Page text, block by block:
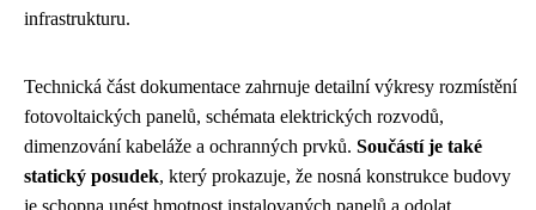
infrastrukturu.
Technická část dokumentace zahrnuje detailní výkresy rozmístění
fotovoltaických panelů, schémata elektrických rozvodů,
dimenzování kabeláže a ochranných prvků. Součástí je také
statický posudek, který prokazuje, že nosná konstrukce budovy
je schopna unést hmotnost instalovaných panelů a odolat